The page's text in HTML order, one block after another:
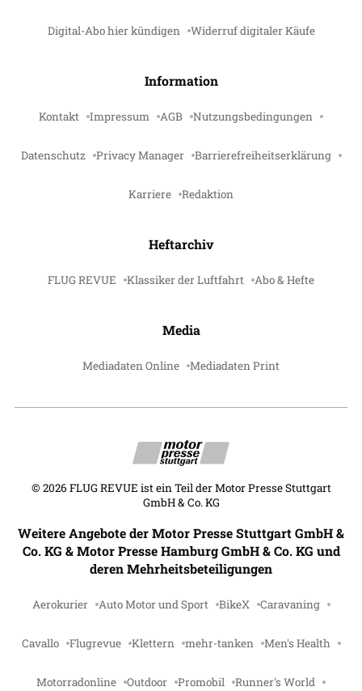
Digital-Abo hier kündigen Widerruf digitaler Käufe
Information
Kontakt Impressum AGB Nutzungsbedingungen
Datenschutz Privacy Manager Barrierefreiheitserklärung
Karriere Redaktion
Heftarchiv
FLUG REVUE Klassiker der Luftfahrt Abo & Hefte
Media
Mediadaten Online Mediadaten Print
© 2026 FLUG REVUE ist ein Teil der Motor Presse Stuttgart
GmbH & Co. KG
Weitere Angebote der Motor Presse Stuttgart GmbH &
Co. KG & Motor Presse Hamburg GmbH & Co. KG und
deren Mehrheitsbeteiligungen
Aerokurier Auto Motor und Sport BikeX Caravaning
Cavallo Flugrevue Klettern mehr-tanken Men's Health
Motorradonline Outdoor Promobil Runner's World